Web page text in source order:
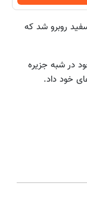
روبرو شد که
در شبه جزیره
خود داد.